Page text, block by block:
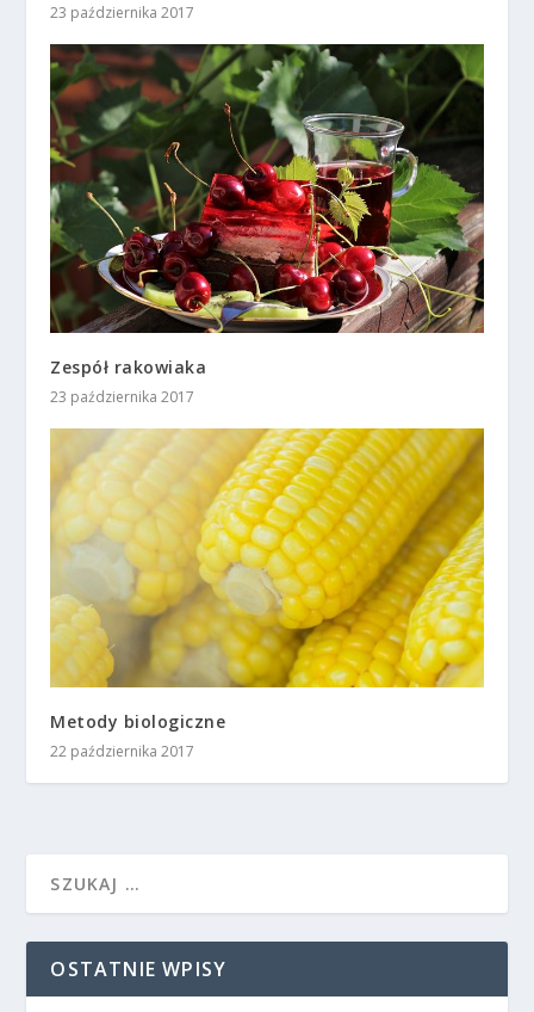
23 października 2017
Zespół rakowiaka
23 października 2017
Metody biologiczne
22 października 2017
OSTATNIE WPISY